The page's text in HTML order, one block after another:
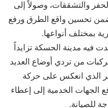
والتشققات، وصولاً إلى
تحسين واقع الطرق ورفع
بمختلف أنواعها.
فيه مدينة الحسكة تزايداً
من تردي أوضاع العديد
الذي انعكس على حركة
الجهات الخدمية إلى إعطاء
للصيانة.